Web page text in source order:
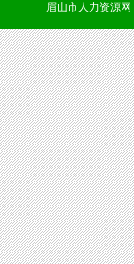
眉山市人力资源